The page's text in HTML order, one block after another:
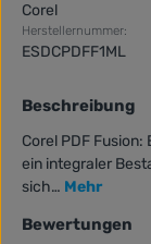
Corel
Herstellernummer:
ESDCPDFF1ML
Beschreibung
Corel PDF
ein integraler
sich… Mehr
Bewertungen